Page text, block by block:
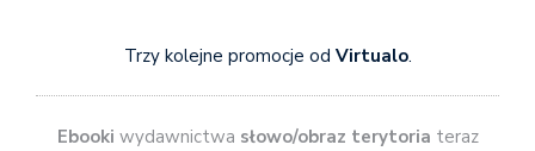
Trzy kolejne promocje od Virtualo.
Ebooki wydawnictwa słowo/obraz terytoria teraz